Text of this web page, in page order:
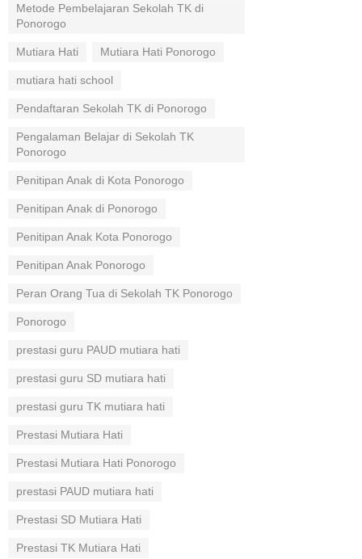
Metode Pembelajaran Sekolah TK di
Ponorogo
Mutiara Hati Mutiara Hati Ponorogo
mutiara hati school
Pendaftaran Sekolah TK di Ponorogo
Pengalaman Belajar di Sekolah TK
Ponorogo
Penitipan Anak di Kota Ponorogo
Penitipan Anak di Ponorogo
Penitipan Anak Kota Ponorogo
Penitipan Anak Ponorogo
Peran Orang Tua di Sekolah TK Ponorogo
Ponorogo
prestasi guru PAUD mutiara hati
prestasi guru SD mutiara hati
prestasi guru TK mutiara hati
Prestasi Mutiara Hati
Prestasi Mutiara Hati Ponorogo
prestasi PAUD mutiara hati
Prestasi SD Mutiara Hati
Prestasi TK Mutiara Hati